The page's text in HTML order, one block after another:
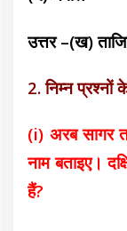
उत्तर –(ख)
2. निम्न प्रश्नों
(i) अरब सागर
नाम बताइए।
हैं?